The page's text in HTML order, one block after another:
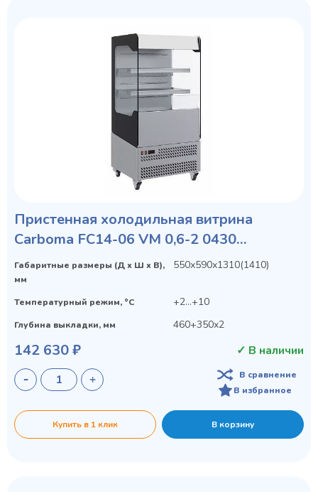
Пристенная холодильная витрина
Carboma FC14-06 VM 0,6-2 0430
(VIVARA)
Габаритные размеры (Д х Ш х В),
мм
550х590х1310(1410)
Температурный режим, °C +2...+10
Глубина выкладки, мм 460+350х2
142 630 ₽ ✓ В наличии
В сравнение
В избранное
Купить в 1 клик В корзину